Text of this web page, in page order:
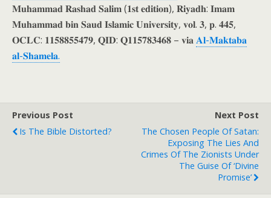
𝐌𝐮𝐡𝐚𝐦𝐦𝐚𝐝 𝐑𝐚𝐬𝐡𝐚𝐝 𝐒𝐚𝐥𝐢𝐦 (𝟏𝐬𝐭 𝐞𝐝𝐢𝐭𝐢𝐨𝐧), 𝐑𝐢𝐲𝐚𝐝𝐡: 𝐈𝐦𝐚𝐦
𝐌𝐮𝐡𝐚𝐦𝐦𝐚𝐝 𝐛𝐢𝐧 𝐒𝐚𝐮𝐝 𝐈𝐬𝐥𝐚𝐦𝐢𝐜 𝐔𝐧𝐢𝐯𝐞𝐫𝐬𝐢𝐭𝐲, 𝐯𝐨𝐥. 𝟑, 𝐩. 𝟒𝟒𝟓,
𝐎𝐂𝐋𝐂: 𝟏𝟏𝟓𝟖𝟖𝟓𝟓𝟒𝟕𝟗, 𝐐𝐈𝐃: 𝐐𝟏𝟏𝟓𝟕𝟖𝟑𝟒𝟔𝟖 – 𝐯𝐢𝐚𝐀𝐥-𝐌𝐚𝐤𝐭𝐚𝐛𝐚
𝐚𝐥-𝐒𝐡𝐚𝐦𝐞𝐥𝐚.
Previous Post
Is The Bible Distorted?
Next Post
The Chosen People Of Satan:
Exposing The Lies And
Crimes Of The Zionists Under
The Guise Of ‘Divine
Promise’